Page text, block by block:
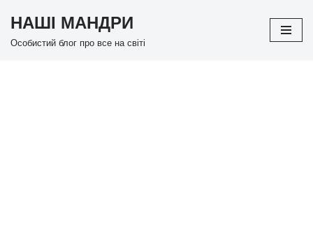
Перейти
НАШІ МАНДРИ
Особистий блог про все на світі